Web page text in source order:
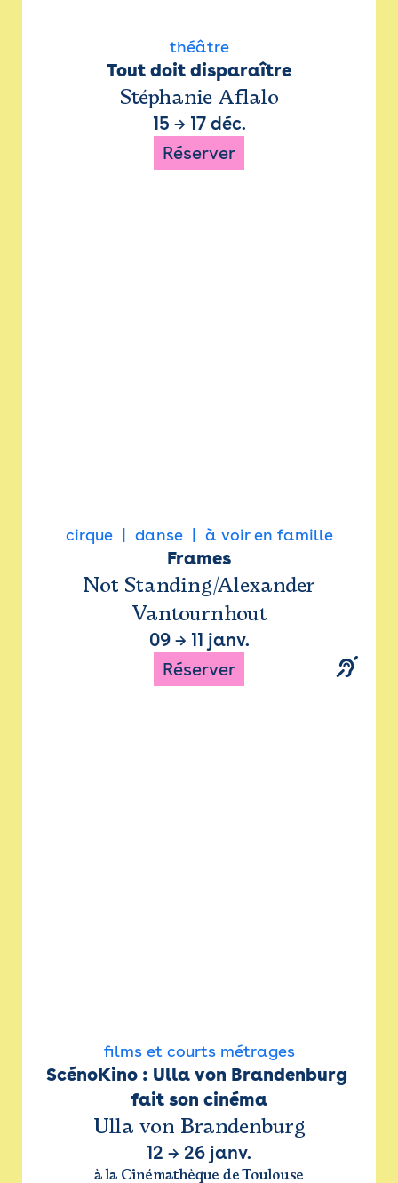
théâtre
Tout doit disparaître
Stéphanie Aflalo
15 → 17 déc.
Réserver
cirque danse à voir en famille
Frames
Not Standing/Alexander
Vantournhout
09→ 11 janv.
Réserver
films et courts métrages
ScénoKino : Ulla von Brandenburg
fait son cinéma
Ulla von Brandenburg
12 → 26 janv.
à la Cinémathèque de Toulouse